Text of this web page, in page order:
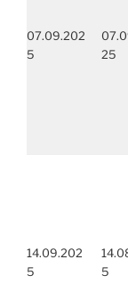
07.09.202
5
25
14.09.202
5
5